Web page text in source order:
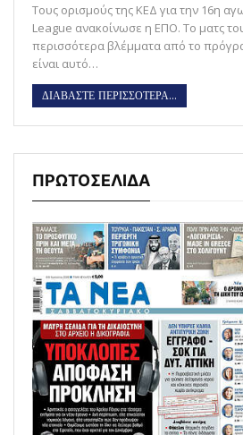
Τους ορισμούς της ΚΕΔ για την 16η
League ανακοίνωσε η ΕΠΟ. Το ματς
περισσότερα βλέμματα από το
είναι αυτό…
ΔΙΑΒΑΣΤΕ ΠΕΡΙΣΣΟΤΕΡΑ...
ΠΡΩΤΟΣΕΛΙΔΑ